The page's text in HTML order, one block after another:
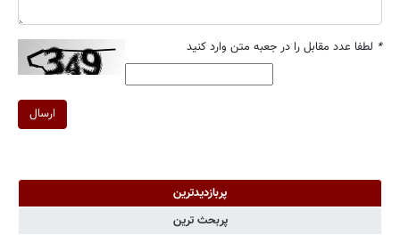
* لطفا عدد مقابل را در جعبه متن وارد کنید
ارسال
پربازدیدترین
پربحث ترین